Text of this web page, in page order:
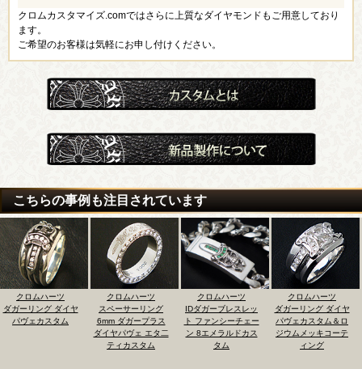
クロムカスタマイズ.comではさらに上質なダイヤモンドもご用意しており
ます。
ご希望のお客様は気軽にお申し付けください。
こちらの事例も注目されています
クロムハーツ
スペーサーリング
6mm ダガープラス
ダイヤパヴェ エタ二
クロムハーツ
IDダガーブレスレッ
ト ファンシーチェー
ン 8エメラルドカス
タム
クロムハーツ
ダガーリング ダイヤ
パヴェカスタム＆ロ
ジウムメッキコーテ
クロムハーツ
ダガーチャーム ダ
ヤパヴェカスタ